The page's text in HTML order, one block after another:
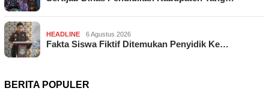
HEADLINE 6 Agustus 2026
Fakta Siswa Fiktif Ditemukan Penyidik Ke…
BERITA POPULER